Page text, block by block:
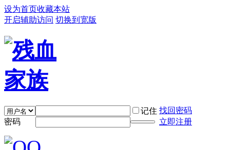
设为首页收藏本站
开启辅助访问 切换到宽版
记住 找回密码
密码
立即注册